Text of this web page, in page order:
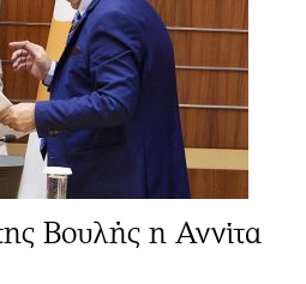
Βουλής η Αννίτα